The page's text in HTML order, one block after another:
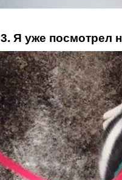
3. Я уже посмотрел